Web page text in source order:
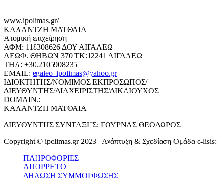
www.ipolimas.gr/
ΚΑΛΑΝΤΖΗ ΜΑΤΘΑΙΑ
Ατομική επιχείρηση
ΑΦΜ: 118308626 ΔΟΥ ΑΙΓΑΛΕΩ
ΛΕΩΦ. ΘΗΒΩΝ 370 ΤΚ:12241 ΑΙΓΑΛΕΩ
ΤΗΛ: +30.2105908235
EMAIL: egaleo_ipolimas@yahoo.gr
ΙΔΙΟΚΤΗΤΗΣ/ΝΟΜΙΜΟΣ ΕΚΠΡΟΣΩΠΟΣ/
ΔΙΕΥΘΥΝΤΗΣ/ΔΙΑΧΕΙΡΙΣΤΗΣ/ΔΙΚΑΙΟΥΧΟΣ
DOMAIN.:
ΚΑΛΑΝΤΖΗ ΜΑΤΘΑΙΑ
ΔΙΕΥΘΥΝΤΗΣ ΣΥΝΤΑΞΗΣ: ΓΟΥΡΝΑΣ ΘΕΟΔΩΡΟΣ
Copyright © ipolimas.gr 2023 | Ανάπτυξη & Σχεδίαση Ομάδα e-lisis:
ΠΛΗΡΟΦΟΡΙΕΣ
ΑΠΟΡΡΗΤΟ
ΔΗΛΩΣΗ ΣΥΜΜΟΡΦΩΣΗΣ